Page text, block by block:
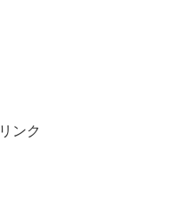
ンク